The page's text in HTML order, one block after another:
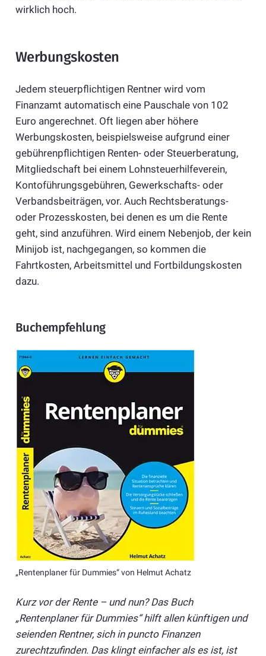
wirklich hoch.
Werbungskosten
Jedem steuerpflichtigen Rentner wird vom
Finanzamt automatisch eine Pauschale von 102
Euro angerechnet. Oft liegen aber höhere
Werbungskosten, beispielsweise aufgrund einer
gebührenpflichtigen Renten- oder Steuerberatung,
Mitgliedschaft bei einem Lohnsteuerhilfeverein,
Kontoführungsgebühren, Gewerkschafts- oder
Verbandsbeiträgen, vor. Auch Rechtsberatungs-
oder Prozesskosten, bei denen es um die Rente
geht, sind anzuführen. Wird einem Nebenjob, der kein
Minijob ist, nachgegangen, so kommen die
Fahrtkosten, Arbeitsmittel und Fortbildungskosten
dazu.
Buchempfehlung
„Rentenplaner für Dummies“ von Helmut Achatz
Kurz vor der Rente – und nun? Das Buch
„Rentenplaner für Dummies“ hilft allen künftigen und
seienden Rentner, sich in puncto Finanzen
zurechtzufinden. Das klingt einfacher als es ist, ist